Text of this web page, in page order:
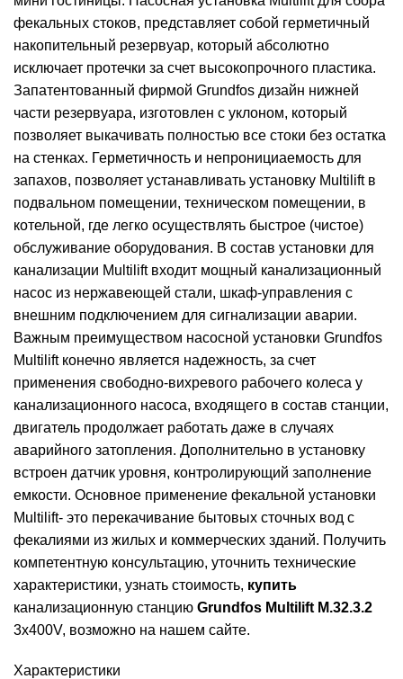
фекальных стоков, представляет собой герметичный
накопительный резервуар, который абсолютно
исключает протечки за счет высокопрочного пластика.
Запатентованный фирмой Grundfos дизайн нижней
части резервуара, изготовлен с уклоном, который
позволяет выкачивать полностью все стоки без остатка
на стенках. Герметичность и непронициаемость для
запахов, позволяет устанавливать установку Multilift в
подвальном помещении, техническом помещении, в
котельной, где легко осуществлять быстрое (чистое)
обслуживание оборудования. В состав установки для
канализации Multilift входит мощный канализационный
насос из нержавеющей стали, шкаф-управления с
внешним подключением для сигнализации аварии.
Важным преимуществом насосной установки Grundfos
Multilift конечно является надежность, за счет
применения свободно-вихревого рабочего колеса у
канализационного насоса, входящего в состав станции,
двигатель продолжает работать даже в случаях
аварийного затопления. Дополнительно в установку
встроен датчик уровня, контролирующий заполнение
емкости. Основное применение фекальной установки
Multilift- это перекачивание бытовых сточных вод с
фекалиями из жилых и коммерческих зданий. Получить
компетентную консультацию, уточнить технические
характеристики, узнать стоимость, купить
канализационную станцию Grundfos Multilift M.32.3.2
3x400V, возможно на нашем сайте.
Характеристики